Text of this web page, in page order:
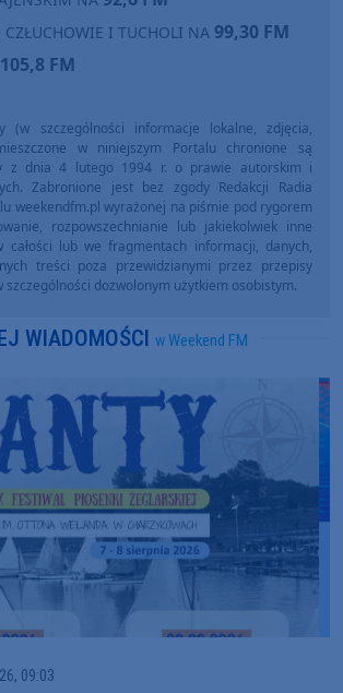
CZŁUCHOWIE I TUCHOLI NA 99,30 FM
105,8 FM
(w szczególności informacje lokalne, zdjęcia,
w niniejszym Portalu chronione są
z dnia 4 lutego 1994 r. o prawie autorskim i
Zabronione jest bez zgody Redakcji Radia
weekendfm.pl wyrażonej na piśmie pod rygorem
rozpowszechnianie lub jakiekolwiek inne
całości lub we fragmentach informacji, danych,
treści poza przewidzianymi przez przepisy
szczególności dozwolonym użytkiem osobistym.
WIADOMOŚCI w Weekend FM
09:03